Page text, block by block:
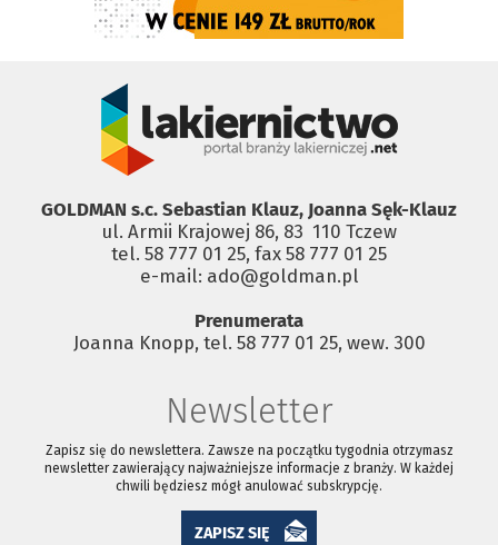
GOLDMAN s.c. Sebastian Klauz, Joanna Sęk-Klauz
ul. Armii Krajowej 86, 83 ­ 110 Tczew
tel. 58 777 01 25, fax 58 777 01 25
e-mail: ado@goldman.pl
Prenumerata
Joanna Knopp, tel. 58 777 01 25, wew. 300
Newsletter
Zapisz się do newslettera. Zawsze na początku tygodnia otrzymasz
newsletter zawierający najważniejsze informacje z branży. W każdej
chwili będziesz mógł anulować subskrypcję.
ZAPISZ SIĘ